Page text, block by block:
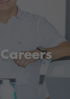
Careers